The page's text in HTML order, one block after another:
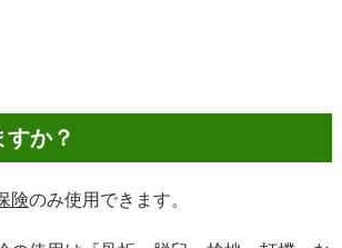
か？
険のみ使用できます。